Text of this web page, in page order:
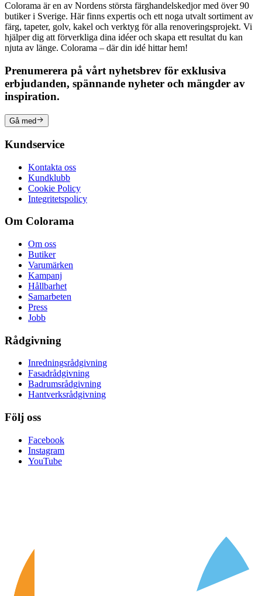
Colorama är en av Nordens största färghandelskedjor med över 90
butiker i Sverige. Här finns expertis och ett noga utvalt sortiment av
färg, tapeter, golv, kakel och verktyg för alla renoveringsprojekt. Vi
hjälper dig att förverkliga dina idéer och skapa ett resultat du kan
njuta av länge. Colorama – där din idé hittar hem!
Prenumerera på vårt nyhetsbrev för exklusiva
erbjudanden, spännande nyheter och mängder av
inspiration.
Gå med
Kundservice
Kontakta oss
Kundklubb
Cookie Policy
Integritetspolicy
Om Colorama
Om oss
Butiker
Varumärken
Kampanj
Hållbarhet
Samarbeten
Press
Jobb
Rådgivning
Inredningsrådgivning
Fasadrådgivning
Badrumsrådgivning
Hantverksrådgivning
Följ oss
Facebook
Instagram
YouTube